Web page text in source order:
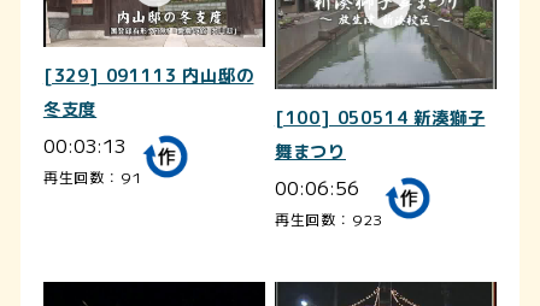
[329] 091113 内山邸の
冬支度
00:03:13
再生回数：91
[100] 050514 新湊獅子
舞まつり
00:06:56
再生回数：923